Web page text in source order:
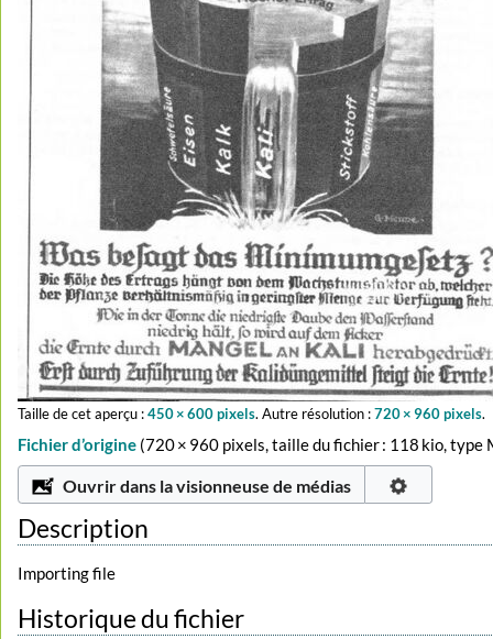
Taille de cet aperçu :450 × 600 pixels.Autre résolution :720 × 960 pixels.
Fichier d’origine (720 × 960 pixels, taille du fichier : 118 kio, type
Ouvrir dans la visionneuse de médias
Description
Importing file
Historique du fichier